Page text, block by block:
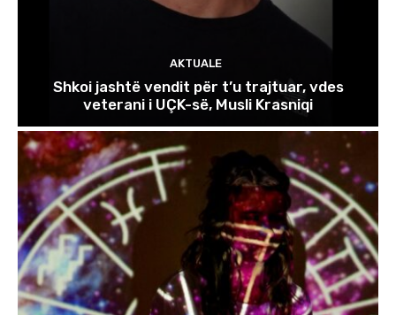
AKTUALE
Shkoi jashtë vendit për t’u trajtuar, vdes
veterani i UÇK-së, Musli Krasniqi